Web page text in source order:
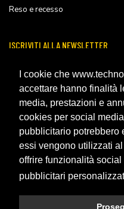
I cookie che
accettare hanno finalità
media, prestazioni e
cookies per social
pubblicitario potrebbero
essi vengono utilizzati
offrire funzionalità social
pubblicitari
Reso e recesso
ISCRIVITI ALLA NEWSLETTER
Ho letto laprivacy policy del sito
personali per ricevere
All trademarks are registered
Products, S.L.U. its parents,
independently owned and
owned by Peli Products, S.L.U